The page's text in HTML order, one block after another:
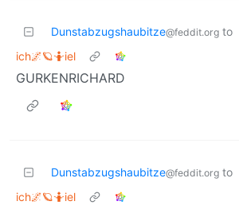
Dunstabzugshaubitze@feddit.org to
ich🌌🪐🤷iel
GURKENRICHARD
Dunstabzugshaubitze@feddit.org to
ich🌌🪐🤷iel